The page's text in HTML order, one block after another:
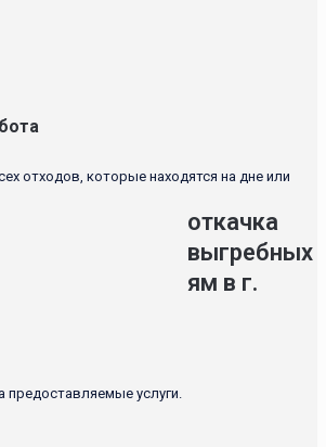
отходов, которые находятся на дне или
предоставляемые услуги.
откачка
выгребных
ям в г.